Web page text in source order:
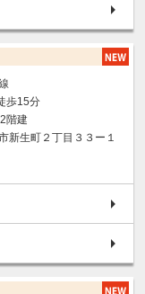
歩15分
階建
新生町２丁目３３ー１